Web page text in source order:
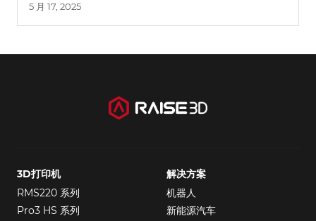
5 月 17, 2025
3D打印机
RMS220 系列
Pro3 HS 系列
解决方案
机器人
新能源汽车